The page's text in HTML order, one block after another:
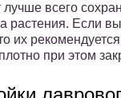
лучше всего
растения. Если
их
при этом